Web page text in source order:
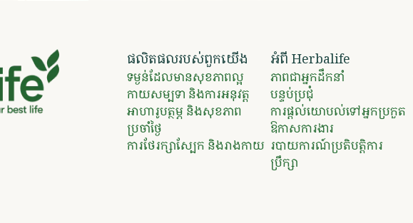
ផលិតផលរបស់ពួកយើង
ទម្ងន់ដែលមានសុខភាពល្អ
​​កាយសម្បទា និងការអនុវត្ត​
​​អាហារូបត្ថម្ភ និងសុខភាព
ប្រចាំថ្ងៃ ​
ការថែរក្សាស្បែក និងរាងកាយ
អំពី Herbalife
ភាពជាអ្នកដឹកនាំ
បន្ទប់ប្រជុំ
ការផ្តល់យោបល់ទៅអ្នកប្រកួត
ឱកាសការងារ
របាយការណ៍ប្រតិបត្តិការ
ប្រឹក្សា